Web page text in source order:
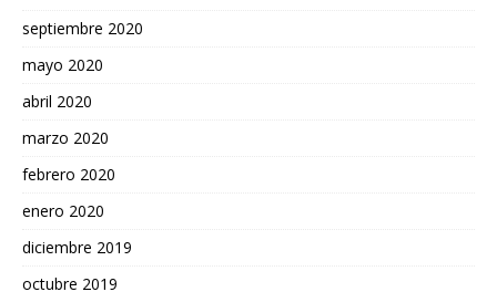
septiembre 2020
mayo 2020
abril 2020
marzo 2020
febrero 2020
enero 2020
diciembre 2019
octubre 2019